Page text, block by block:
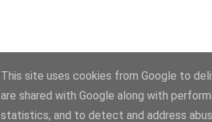
This site uses cookies from Google to
are shared with Google along with
statistics, and to detect and address